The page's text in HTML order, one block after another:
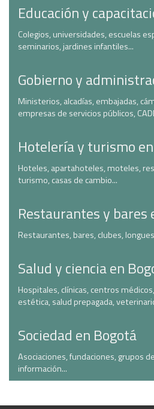
Educación y
Colegios, universidades, escuelas
seminarios, jardines infantiles...
Gobierno y
Ministerios, alcadías, embajadas,
empresas de servicios públicos,
Hotelería y turismo
Hoteles, apartahoteles, moteles,
turismo, casas de cambio...
Restaurantes y bares
Restaurantes, bares, clubes,
Salud y ciencia en
Hospitales, clínicas, centros
estética, salud prepagada,
Sociedad en Bogotá
Asociaciones, fundaciones, grupos
información...